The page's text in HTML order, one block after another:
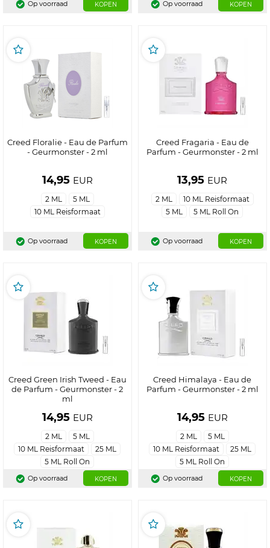
Op voorraad KOPEN Op voorraad KOPEN
Creed Floralie - Eau de Parfum
- Geurmonster - 2 ml
14,95 EUR
2 ML
5 ML
10 ML Reisformaat
Op voorraad KOPEN
Creed Fragaria - Eau de
Parfum - Geurmonster - 2 ml
13,95 EUR
2 ML
10 ML Reisformaat
5 ML
5 ML Roll On
Op voorraad KOPEN
Creed Green Irish Tweed - Eau
de Parfum - Geurmonster - 2
ml
14,95 EUR
2 ML
5 ML
10 ML Reisformaat
25 ML
5 ML Roll On
Op voorraad KOPEN
Creed Himalaya - Eau de
Parfum - Geurmonster - 2 ml
14,95 EUR
2 ML
5 ML
10 ML Reisformaat
25 ML
5 ML Roll On
Op voorraad KOPEN